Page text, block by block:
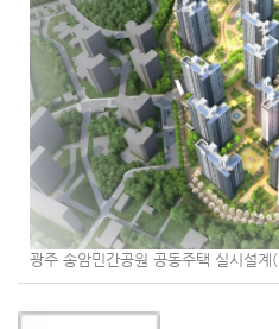
광주 송암민간공원 공동주택 실시설